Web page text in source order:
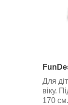
Для
віку.
170